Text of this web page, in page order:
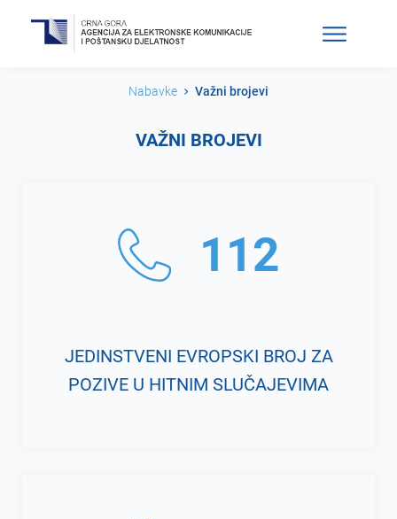
Nabavke Važni brojevi
VAŽNI BROJEVI
112
JEDINSTVENI EVROPSKI BROJ ZA
POZIVE U HITNIM SLUČAJEVIMA